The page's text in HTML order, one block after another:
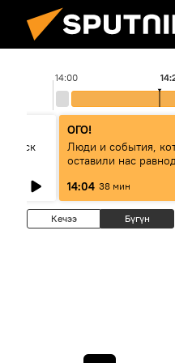
14:00
ОГО!
Люди и события,
оставили нас
14:04 38 мин
Кечээ Бүгүн